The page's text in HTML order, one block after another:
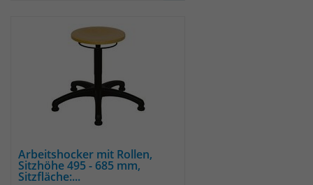
Arbeitshocker mit Rollen,
Sitzhöhe 495 - 685 mm,
Sitzfläche:...